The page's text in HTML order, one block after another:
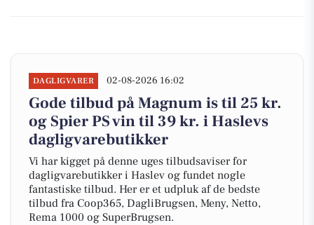
DAGLIGVARER 02-08-2026 16:02
Gode tilbud på Magnum is til 25 kr.
og Spier PS vin til 39 kr. i Haslevs
dagligvarebutikker
Vi har kigget på denne uges tilbudsaviser for
dagligvarebutikker i Haslev og fundet nogle
fantastiske tilbud. Her er et udpluk af de bedste
tilbud fra Coop365, DagliBrugsen, Meny, Netto,
Rema 1000 og SuperBrugsen.